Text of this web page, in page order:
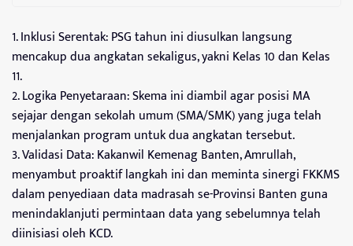
1.⁠ ⁠Inklusi Serentak: PSG tahun ini diusulkan langsung
mencakup dua angkatan sekaligus, yakni Kelas 10 dan Kelas
11.
2.⁠ ⁠Logika Penyetaraan: Skema ini diambil agar posisi MA
sejajar dengan sekolah umum (SMA/SMK) yang juga telah
menjalankan program untuk dua angkatan tersebut.
3.⁠ ⁠Validasi Data: Kakanwil Kemenag Banten, Amrullah,
menyambut proaktif langkah ini dan meminta sinergi FKKMS
dalam penyediaan data madrasah se-Provinsi Banten guna
menindaklanjuti permintaan data yang sebelumnya telah
diinisiasi oleh KCD.